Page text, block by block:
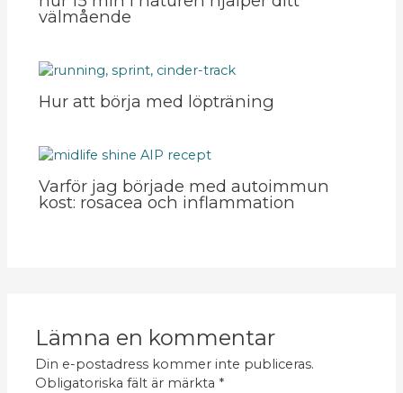
välmående
Hur att börja med löpträning
Varför jag började med autoimmun
kost: rosacea och inflammation
Lämna en kommentar
Din e-postadress kommer inte publiceras.
Obligatoriska fält är märkta *